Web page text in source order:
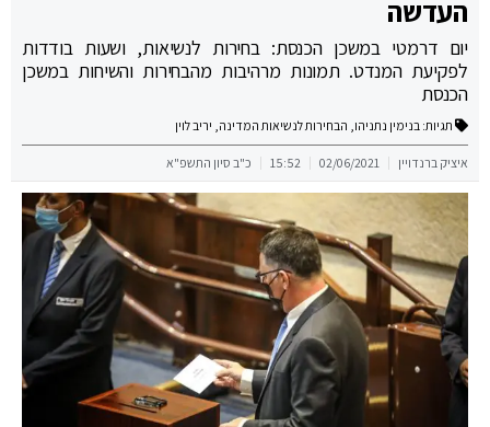
העדשה
יום דרמטי במשכן הכנסת: בחירות לנשיאות, ושעות בודדות
לפקיעת המנדט. תמונות מרהיבות מהבחירות והשיחות במשכן
הכנסת
תגיות: בנימין נתניהו, הבחירות לנשיאות המדינה, יריב לוין
איציק ברנדויין 02/06/2021
15:52 כ"ב סיון התשפ"א